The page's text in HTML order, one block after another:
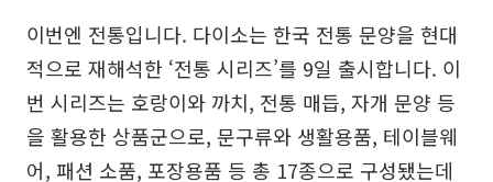
이번엔 전통입니다. 다이소는 한국 전통 문양을 현대
적으로 재해석한 ‘전통 시리즈’를 9일 출시합니다. 이
번 시리즈는 호랑이와 까치, 전통 매듭, 자개 문양 등
을 활용한 상품군으로, 문구류와 생활용품, 테이블웨
어, 패션 소품, 포장용품 등 총 17종으로 구성됐는데